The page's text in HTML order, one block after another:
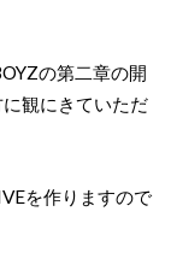
の第二章の開
観にきていただ
を作りますので